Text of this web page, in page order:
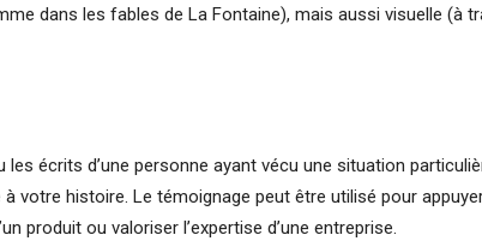
dans les fables de La Fontaine), mais aussi visuelle (à
les écrits d’une personne ayant vécu une situation
votre histoire. Le témoignage peut être utilisé pour
produit ou valoriser l’expertise d’une entreprise.